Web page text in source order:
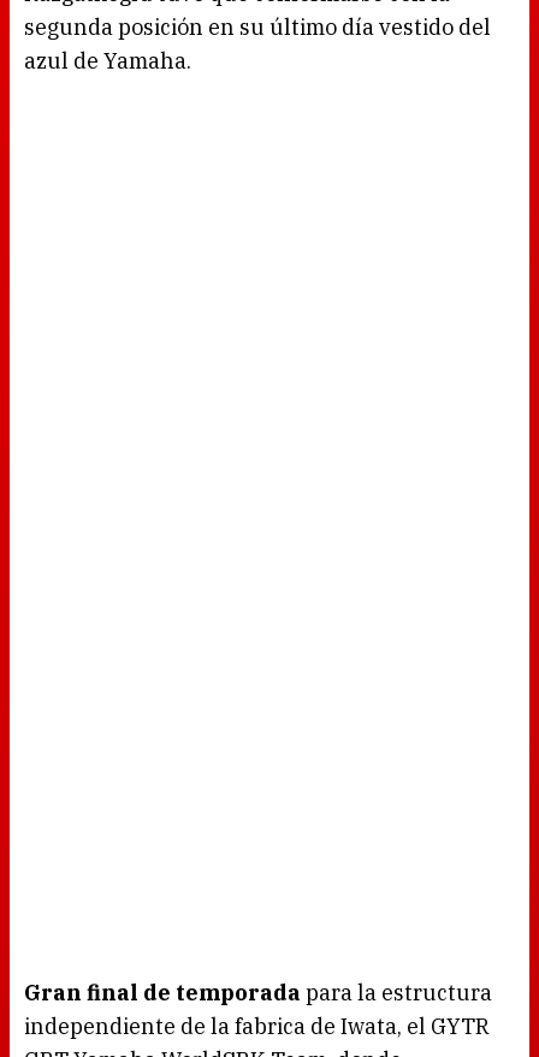
segunda posición en su último día vestido del
azul de Yamaha.
Gran final de temporada para la estructura
independiente de la fabrica de Iwata, el GYTR